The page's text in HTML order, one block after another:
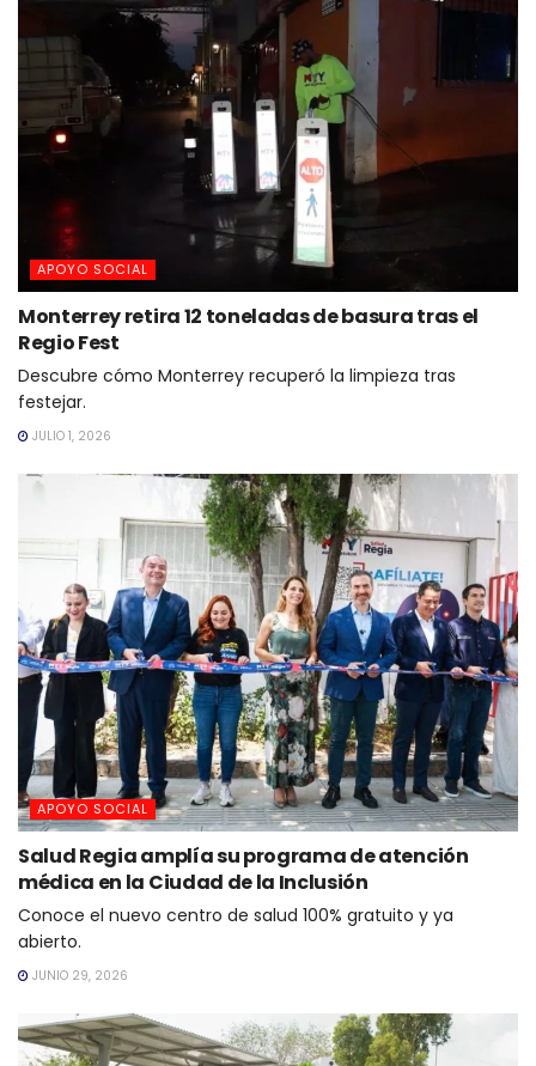
APOYO SOCIAL
Monterrey retira 12 toneladas de basura tras el
Regio Fest
Descubre cómo Monterrey recuperó la limpieza tras
festejar.
JULIO 1, 2026
APOYO SOCIAL
Salud Regia amplía su programa de atención
médica en la Ciudad de la Inclusión
Conoce el nuevo centro de salud 100% gratuito y ya
abierto.
JUNIO 29, 2026